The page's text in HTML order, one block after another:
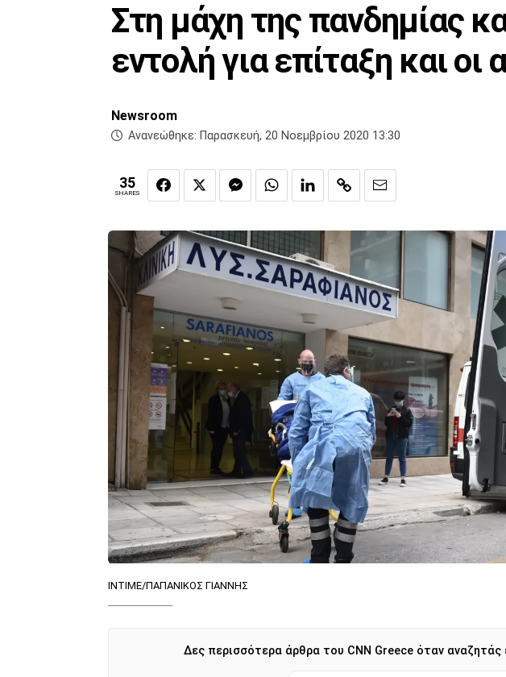
Στη μάχη της πανδημίας
εντολή για επίταξη και οι
Newsroom
Ανανεώθηκε: Παρασκευή, 20 Νοεμβρίου 2020 13:30
35
SHARES
INTIME/ΠΑΠΑΝΙΚΟΣ ΓΙΑΝΝΗΣ
Δες περισσότερα άρθρα του CNN Greece όταν αναζητάς